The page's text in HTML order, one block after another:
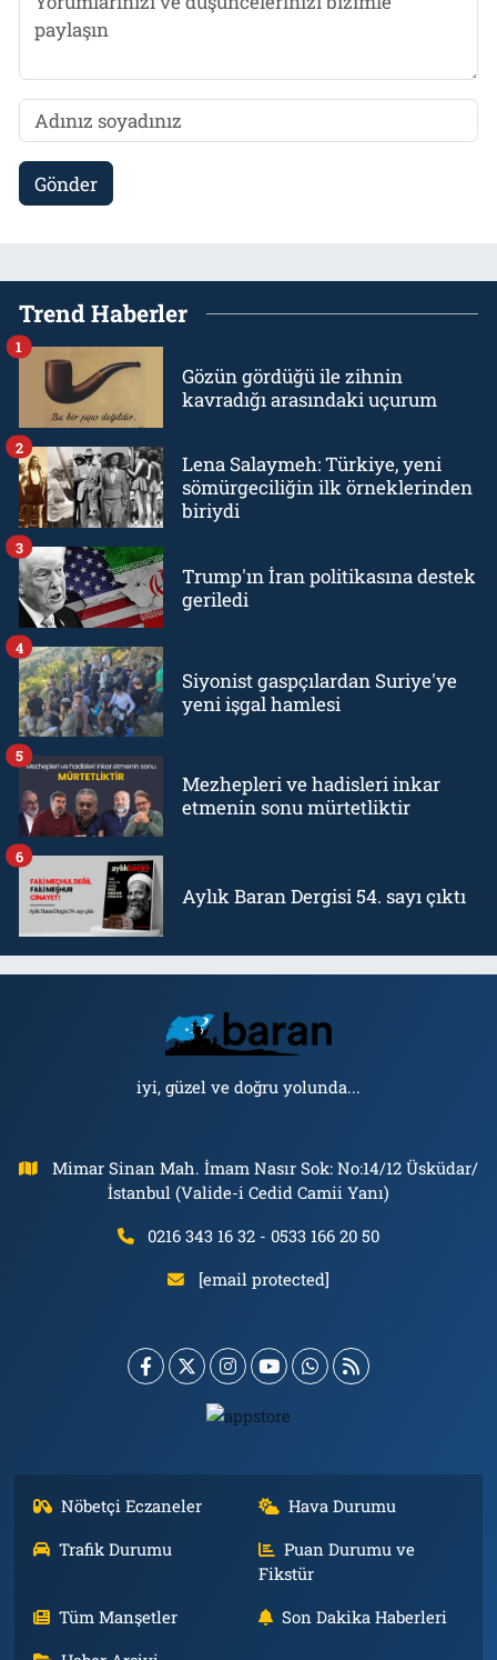
Gönder
Trend Haberler
Gözün gördüğü ile zihnin
kavradığı arasındaki uçurum
1
Lena Salaymeh: Türkiye, yeni
sömürgeciliğin ilk örneklerinden
biriydi
2
Trump'ın İran politikasına destek
geriledi
3
Siyonist gaspçılardan Suriye'ye
yeni işgal hamlesi
4
Mezhepleri ve hadisleri inkar
etmenin sonu mürtetliktir
5
Aylık Baran Dergisi 54. sayı çıktı
6
iyi, güzel ve doğru yolunda...
Mimar Sinan Mah. İmam Nasır Sok: No:14/12 Üsküdar/
İstanbul (Valide-i Cedid Camii Yanı)
0216 343 16 32 - 0533 166 20 50
[email protected]
Nöbetçi Eczaneler
Hava Durumu
Trafik Durumu
Puan Durumu ve
Fikstür
Tüm Manşetler
Son Dakika Haberleri